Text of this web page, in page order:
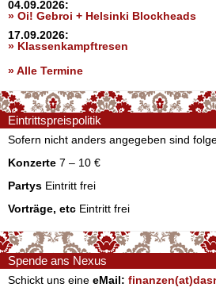
04.09.2026:
» Oi! Gebroi + Helsinki Blockheads
17.09.2026:
» Klassenkampftresen
» Alle Termine
Eintrittspreispolitik
Sofern nicht anders angegeben sind
Konzerte 7 – 10 €
Partys Eintritt frei
Vorträge, etc Eintritt frei
Spende ans Nexus
Schickt uns eine eMail: